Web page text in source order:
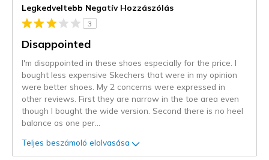
Legkedveltebb Negatív Hozzászólás
3
Disappointed
I'm disappointed in these shoes especially for the price. I
bought less expensive Skechers that were in my opinion
were better shoes. My 2 concerns were expressed in
other reviews. First they are narrow in the toe area even
though I bought the wide version. Second there is no heel
balance as one per
Teljes beszámoló elolvasása